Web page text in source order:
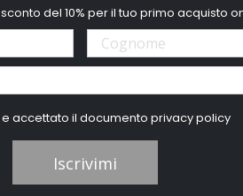
del 10% per il tuo primo acquisto
e accettato il documentoprivacy policy
Iscrivimi